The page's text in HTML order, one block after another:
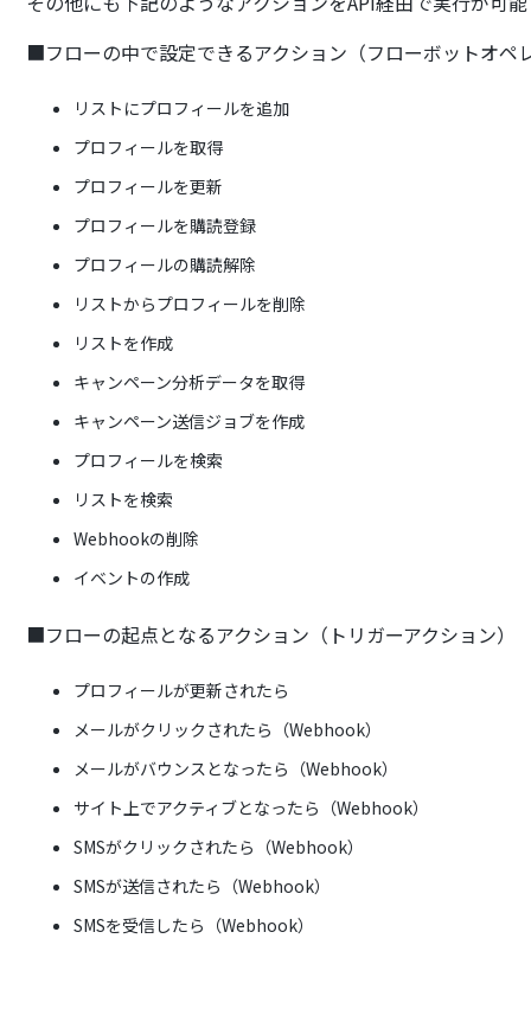
■フローの中で設定できるアクション（フローボットオペ
リストにプロフィールを追加
プロフィールを取得
プロフィールを更新
プロフィールを購読登録
プロフィールの購読解除
リストからプロフィールを削除
リストを作成
キャンペーン分析データを取得
キャンペーン送信ジョブを作成
プロフィールを検索
リストを検索
Webhookの削除
イベントの作成
■フローの起点となるアクション（トリガーアクション）
プロフィールが更新されたら
メールがクリックされたら（Webhook）
メールがバウンスとなったら（Webhook）
サイト上でアクティブとなったら（Webhook）
SMSがクリックされたら（Webhook）
SMSが送信されたら（Webhook）
SMSを受信したら（Webhook）